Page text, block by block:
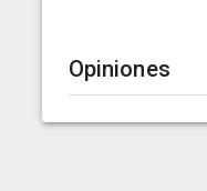
Opiniones